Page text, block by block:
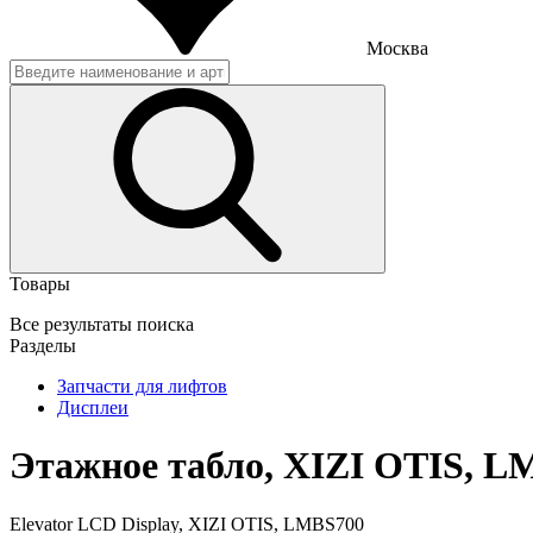
Москва
Товары
Все результаты поиска
Разделы
Запчасти для лифтов
Дисплеи
Этажное табло, XIZI OTIS,
Elevator LCD Display, XIZI OTIS, LMBS700